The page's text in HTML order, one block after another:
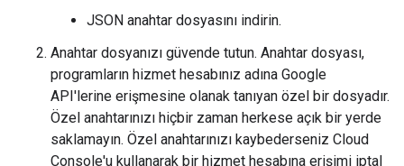
JSON anahtar dosyasını indirin.
Anahtar dosyanızı güvende tutun. Anahtar dosyası,
programların hizmet hesabınız adına Google
API'lerine erişmesine olanak tanıyan özel bir dosyadır.
Özel anahtarınızı hiçbir zaman herkese açık bir yerde
saklamayın. Özel anahtarınızı kaybederseniz Cloud
Console'u kullanarak bir hizmet hesabına erişimi iptal